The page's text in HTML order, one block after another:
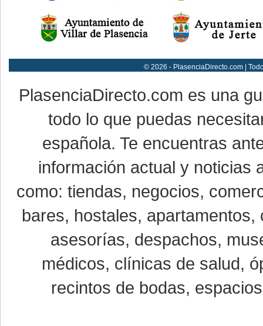
© 2026 - PlasenciaDirecto.com |
PlasenciaDirecto.com es una
todo lo que puedas
española. Te encuentras
información actual y noticias
como: tiendas, negocios,
bares, hostales,
asesorías, despachos,
médicos, clínicas de salud,
recintos de bodas,